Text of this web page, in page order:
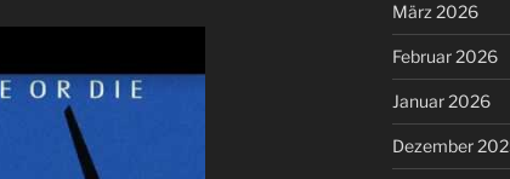
März 2026
Februar 2026
Januar 2026
Dezember